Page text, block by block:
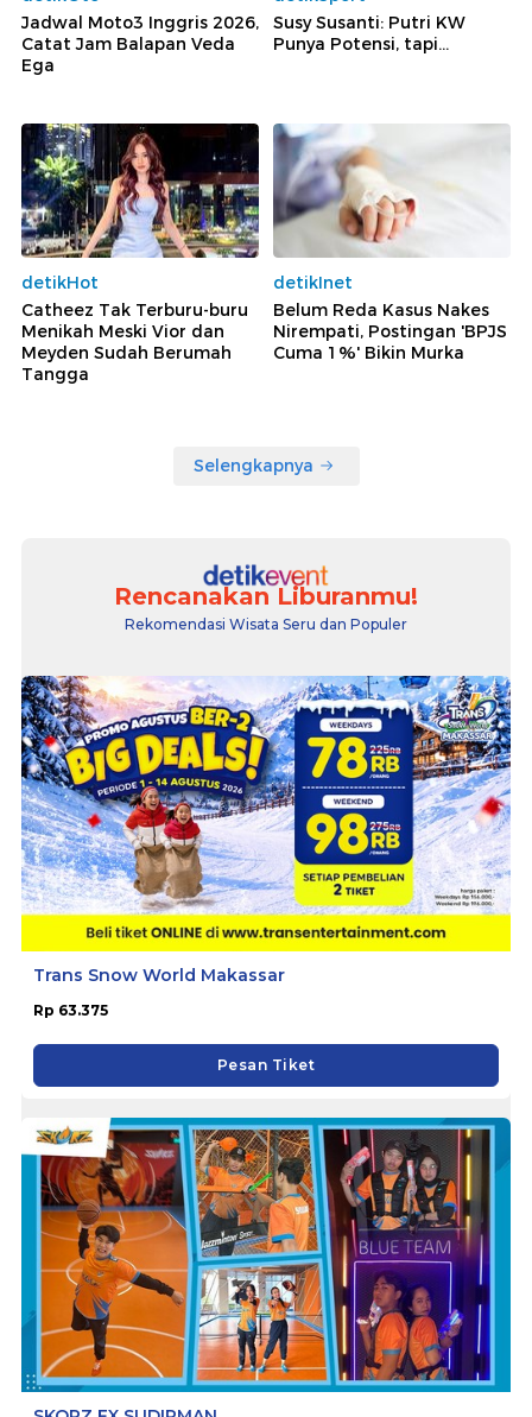
Jadwal Moto3 Inggris 2026,
Catat Jam Balapan Veda
Ega
Susy Susanti: Putri KW
Punya Potensi, tapi...
detikHot
Catheez Tak Terburu-buru
Menikah Meski Vior dan
Meyden Sudah Berumah
Tangga
detikInet
Belum Reda Kasus Nakes
Nirempati, Postingan 'BPJS
Cuma 1%' Bikin Murka
Selengkapnya
Rencanakan Liburanmu!
Rekomendasi Wisata Seru dan Populer
Trans Snow World Makassar
Rp 63.375
Pesan Tiket